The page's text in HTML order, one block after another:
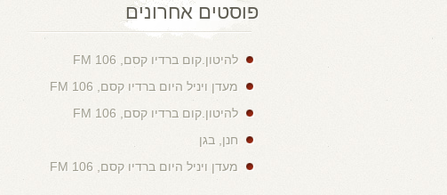
פוסטים אחרונים
להיטון.קום ברדיו קסם, 106 FM
מעדן ויניל היום ברדיו קסם, 106 FM
להיטון.קום ברדיו קסם, 106 FM
חנן, בגן
מעדן ויניל היום ברדיו קסם, 106 FM